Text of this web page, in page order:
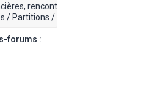
forums :